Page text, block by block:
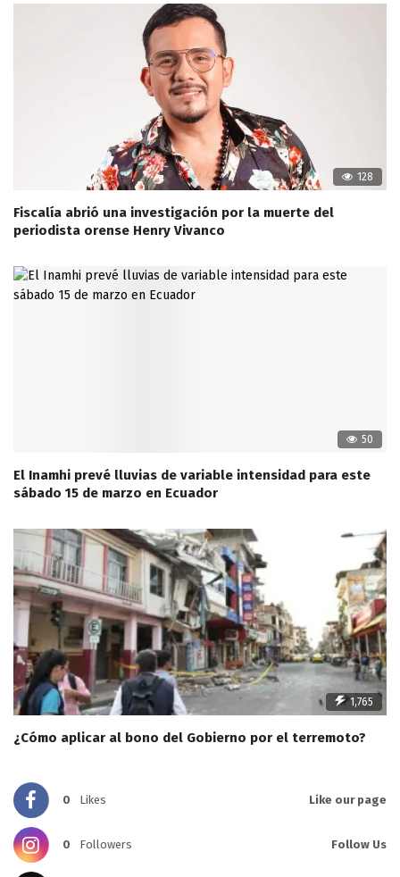
128
Fiscalía abrió una investigación por la muerte del
periodista orense Henry Vivanco
50
El Inamhi prevé lluvias de variable intensidad para este
sábado 15 de marzo en Ecuador
1,765
¿Cómo aplicar al bono del Gobierno por el terremoto?
0 Likes Like our page
0 Followers Follow Us